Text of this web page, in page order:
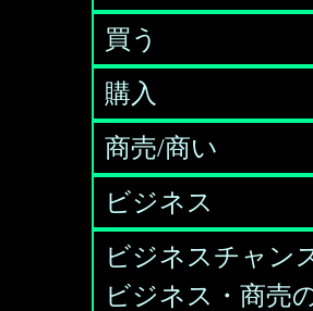
買う
購入
商売/商い
ビジネス
ビジネスチャン
ビジネス・商売